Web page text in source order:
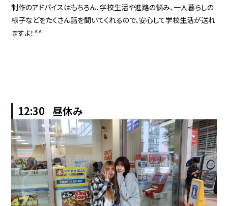
制作のアドバイスはもちろん、学校生活や進路の悩み、一人暮らしの
様子などをたくさん話を聞いてくれるので、安心して学校生活が送れ
ますよ！^^
12:30 昼休み